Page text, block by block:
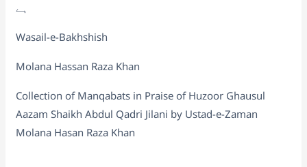
ہے
Wasail-e-Bakhshish
Molana Hassan Raza Khan
Collection of Manqabats in Praise of Huzoor Ghausul
Aazam Shaikh Abdul Qadri Jilani by Ustad-e-Zaman
Molana Hasan Raza Khan